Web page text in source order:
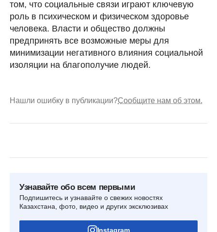
том, что социальные связи играют ключевую
роль в психическом и физическом здоровье
человека. Власти и общество должны
предпринять все возможные меры для
минимизации негативного влияния социальной
изоляции на благополучие людей.
Нашли ошибку в публикации?Сообщите нам об этом.
Узнавайте обо всем первыми
Подпишитесь и узнавайте о свежих новостях
Казахстана, фото, видео и других эксклюзивах
Instagram